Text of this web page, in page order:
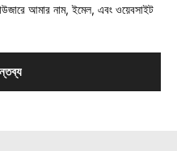
আমার নাম, ইমেল, এবং ওয়েবসাইট